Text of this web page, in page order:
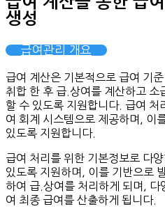
생성
급여관리 개요
급여 계산은 기본적으로 급여 기
취합 한 후 급.상여를 계산하고 소
할 수 있도록 지원합니다. 급여 처
여 회계 시스템으로 제공하며, 이
있도록 지원합니다.
급여 처리를 위한 기본정보로 다
있도록 지원하며, 이를 기반으로
하여 급.상여를 처리하게 되며, 다
여 최종 급여를 산출하게 됩니다.